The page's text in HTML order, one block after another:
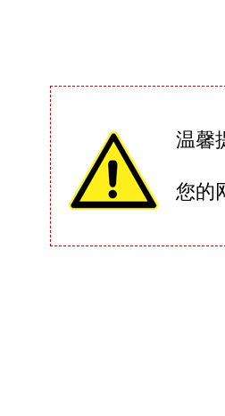
温馨
您的